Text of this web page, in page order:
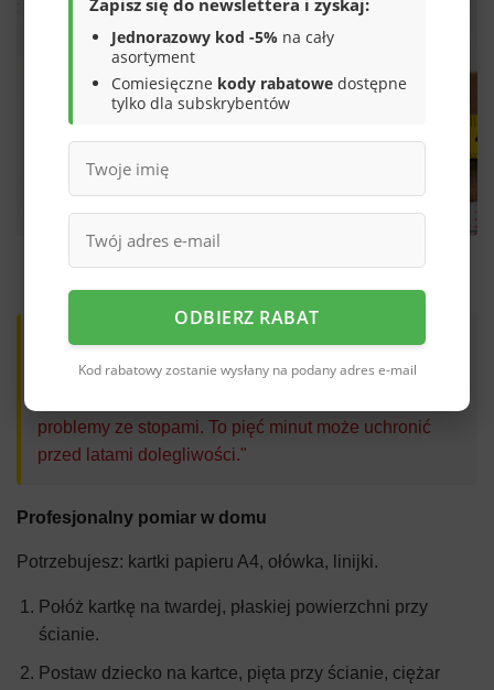
Precyzyjny pomiar to klucz do idealnie dopasowanego obuwia i
Eksperci ortopedii dziecięcej podkreślają: "Dokładny
pomiar to absolutna podstawa. Bez niego ryzykujesz
problemy ze stopami. To pięć minut może uchronić
przed latami dolegliwości."
Profesjonalny pomiar w domu
Potrzebujesz: kartki papieru A4, ołówka, linijki.
Połóż kartkę na twardej, płaskiej powierzchni przy
ścianie.
Postaw dziecko na kartce, pięta przy ścianie, ciężar
Zapisz się do newslettera i zyskaj:
Jednorazowy kod -5% na cały
asortyment
Comiesięczne kody rabatowe dostępne
tylko dla subskrybentów
ODBIERZ RABAT
Kod rabatowy zostanie wysłany na podany adres e-mail